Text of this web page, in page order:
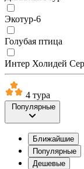
Экотур-6
Голубая птица
Интер Холидей
4 тура
Популярные
Ближайшие
Популярные
Дешевые